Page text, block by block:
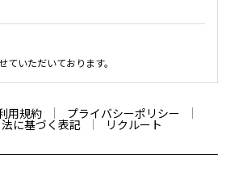
いただいております。
用規約 プライバシーポリシー
に基づく表記 リクルート